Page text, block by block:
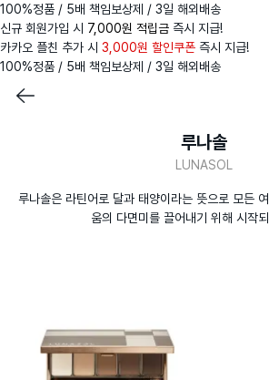
100%정품 / 5배 책임보상제 / 3일 해외배송
신규 회원가입 시 7,000원 적립금 즉시 지급!
카카오 플친 추가 시 3,000원 할인쿠폰 즉시 지급!
100%정품 / 5배 책임보상제 / 3일 해외배송
루나솔
LUNASOL
루나솔은 라틴어로 달과 태양이라는 뜻으로 모든
움의 다면미를 끌어내기 위해 시작